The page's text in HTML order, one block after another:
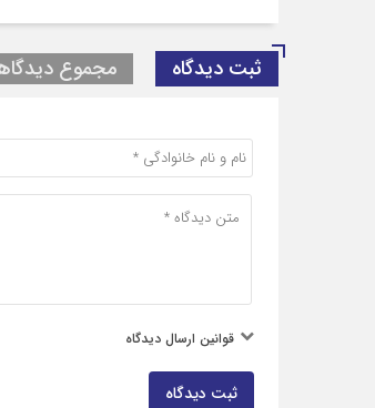
ثبت دیدگاه مجموع
قوانین ارسال دیدگاه
ثبت دیدگاه